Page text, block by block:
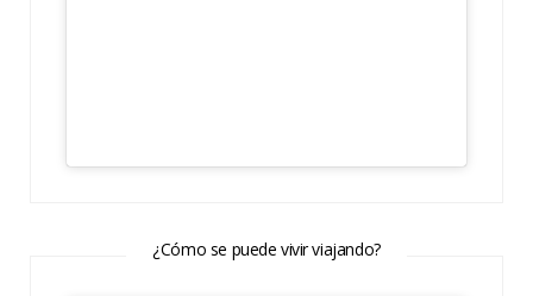
¿Cómo se puede vivir viajando?